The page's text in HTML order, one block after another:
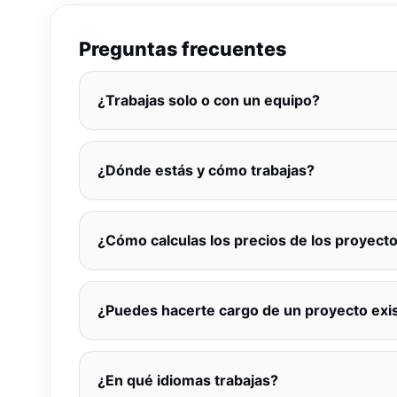
Preguntas frecuentes
¿Trabajas solo o con un equipo?
¿Dónde estás y cómo trabajas?
¿Cómo calculas los precios de los
¿Puedes hacerte cargo de un proyecto
¿En qué idiomas trabajas?